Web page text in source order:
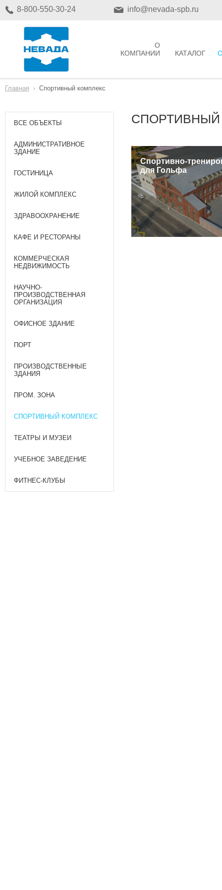
8-800-550-30-24 info@nevada-spb.ru
О
КОМПАНИИ
КАТАЛОГ
Главная › Спортивный комплекс
ВСЕ ОБЪЕКТЫ
АДМИНИСТРАТИВНОЕ
ЗДАНИЕ
ГОСТИНИЦА
ЖИЛОЙ КОМПЛЕКС
ЗДРАВООХРАНЕНИЕ
КАФЕ И РЕСТОРАНЫ
КОММЕРЧЕСКАЯ
НЕДВИЖИМОСТЬ
НАУЧНО-
ПРОИЗВОДСТВЕННАЯ
ОРГАНИЗАЦИЯ
ОФИСНОЕ ЗДАНИЕ
ПОРТ
ПРОИЗВОДСТВЕННЫЕ
ЗДАНИЯ
ПРОМ. ЗОНА
СПОРТИВНЫЙ КОМПЛЕКС
ТЕАТРЫ И МУЗЕИ
УЧЕБНОЕ ЗАВЕДЕНИЕ
ФИТНЕС-КЛУБЫ
Спортивно-
для Гольфа